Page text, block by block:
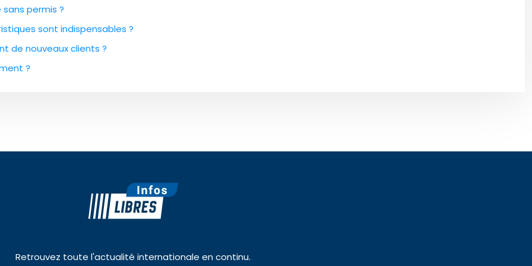
permis ?
sont indispensables ?
de nouveaux clients ?
?
Retrouvez toute l'actualité internationale en continu.